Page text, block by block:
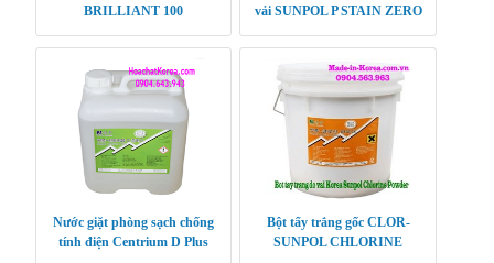
BRILLIANT 100
vải SUNPOL P STAIN ZERO
Nước giặt phòng sạch chống
tính điện Centrium D Plus
Bột tẩy trắng gốc CLOR-
SUNPOL CHLORINE